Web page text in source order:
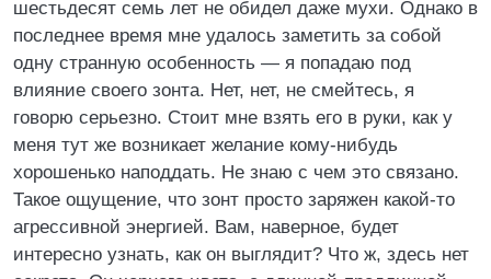
шестьдесят семь лет не обидел даже мухи. Однако в
последнее время мне удалось заметить за собой
одну странную особенность — я попадаю под
влияние своего зонта. Нет, нет, не смейтесь, я
говорю серьезно. Стоит мне взять его в руки, как у
меня тут же возникает желание кому-нибудь
хорошенько наподдать. Не знаю с чем это связано.
Такое ощущение, что зонт просто заряжен какой-то
агрессивной энергией. Вам, наверное, будет
интересно узнать, как он выглядит? Что ж, здесь нет